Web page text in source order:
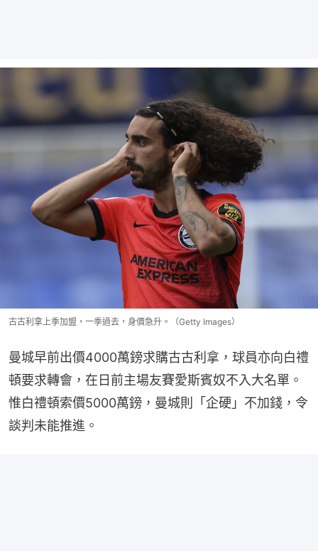
古古利拿上季加盟，一季過去，身價急升。（Getty Images）
曼城早前出價4000萬鎊求購古古利拿，球員亦向白禮
頓要求轉會，在日前主場友賽愛斯賓奴不入大名單。
惟白禮頓索價5000萬鎊，曼城則「企硬」不加錢，令
談判未能推進。